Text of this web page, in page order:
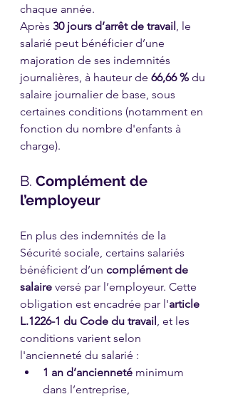
chaque année.
Après 30 jours d’arrêt de travail, le
salarié peut bénéficier d’une
majoration de ses indemnités
journalières, à hauteur de 66,66 % du
salaire journalier de base, sous
certaines conditions (notamment en
fonction du nombre d'enfants à
charge).
B. Complément de
l’employeur
En plus des indemnités de la
Sécurité sociale, certains salariés
bénéficient d’un complément de
salaire versé par l’employeur. Cette
obligation est encadrée par l'article
L.1226-1 du Code du travail, et les
conditions varient selon
l'ancienneté du salarié :
1 an d’ancienneté minimum
dans l’entreprise,